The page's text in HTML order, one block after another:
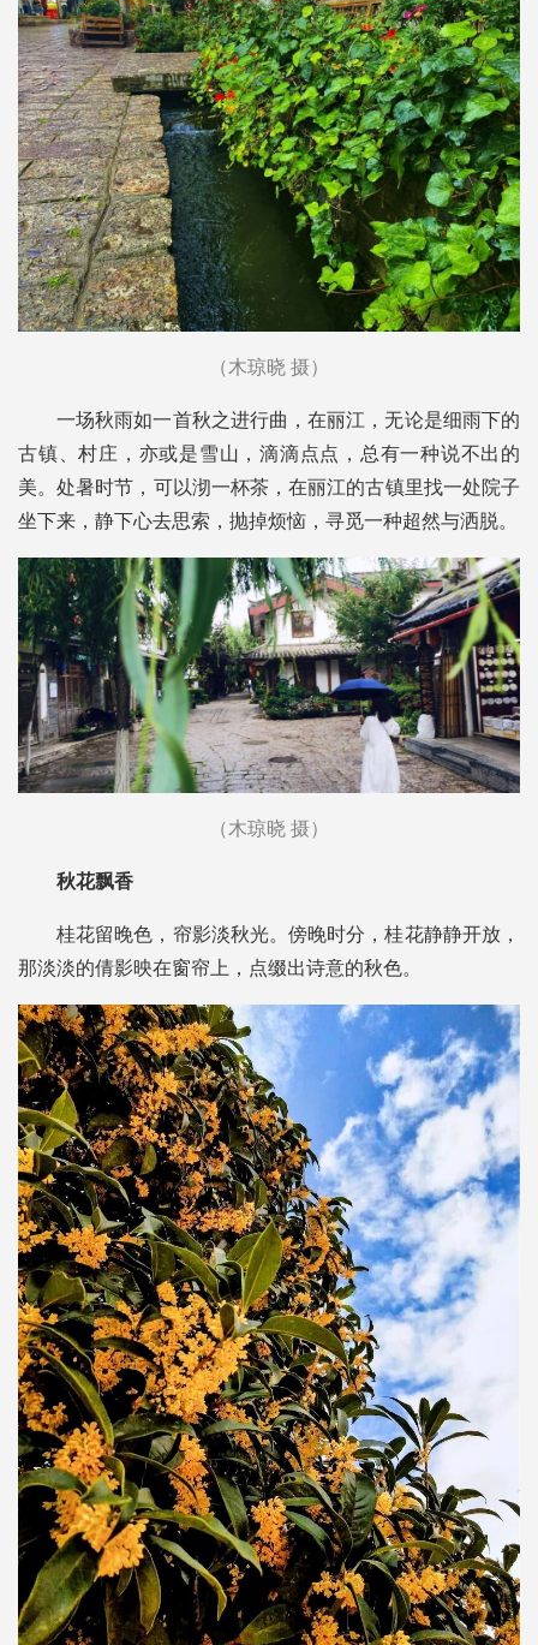
（木琼晓 摄）
一场秋雨如一首秋之进行曲，在丽江，无论是细雨下的
古镇、村庄，亦或是雪山，滴滴点点，总有一种说不出的
美。处暑时节，可以沏一杯茶，在丽江的古镇里找一处院子
坐下来，静下心去思索，抛掉烦恼，寻觅一种超然与洒脱。
（木琼晓 摄）
秋花飘香
桂花留晚色，帘影淡秋光。傍晚时分，桂花静静开放，
那淡淡的倩影映在窗帘上，点缀出诗意的秋色。